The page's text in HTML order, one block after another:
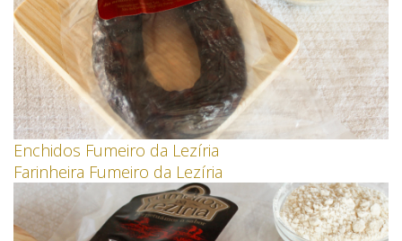
Enchidos Fumeiro da Lezíria
Farinheira Fumeiro da Lezíria